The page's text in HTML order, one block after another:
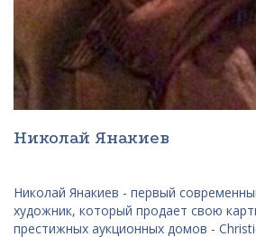
Николай Янакиев
Николай Янакиев - первый
художник, который продает свою
престижных аукционных домов -